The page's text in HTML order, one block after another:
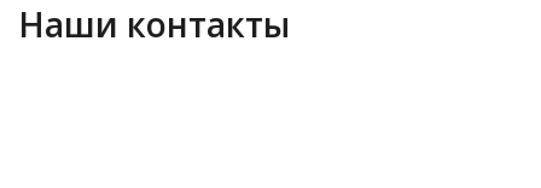
Наши контакты